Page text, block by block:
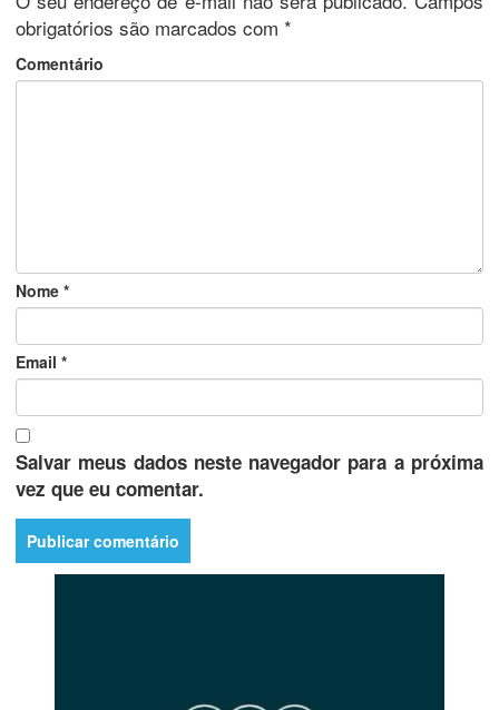
obrigatórios são marcados com *
Comentário
Nome *
Email *
Salvar meus dados neste navegador para a próxima
vez que eu comentar.